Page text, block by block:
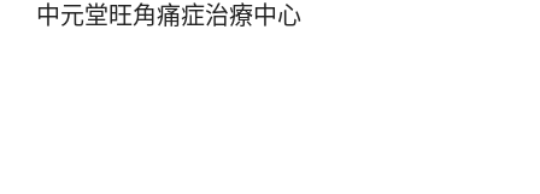
中元堂旺角痛症治療中心